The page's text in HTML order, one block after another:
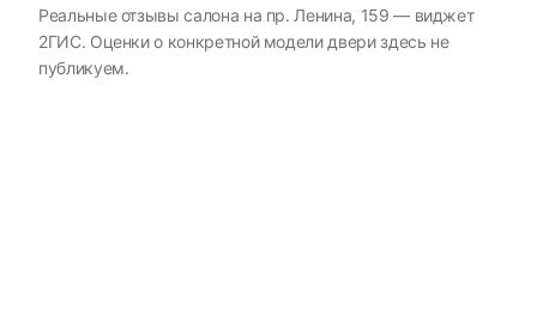
Реальные отзывы салона на пр. Ленина, 159 — виджет
2ГИС. Оценки о конкретной модели двери здесь не
публикуем.